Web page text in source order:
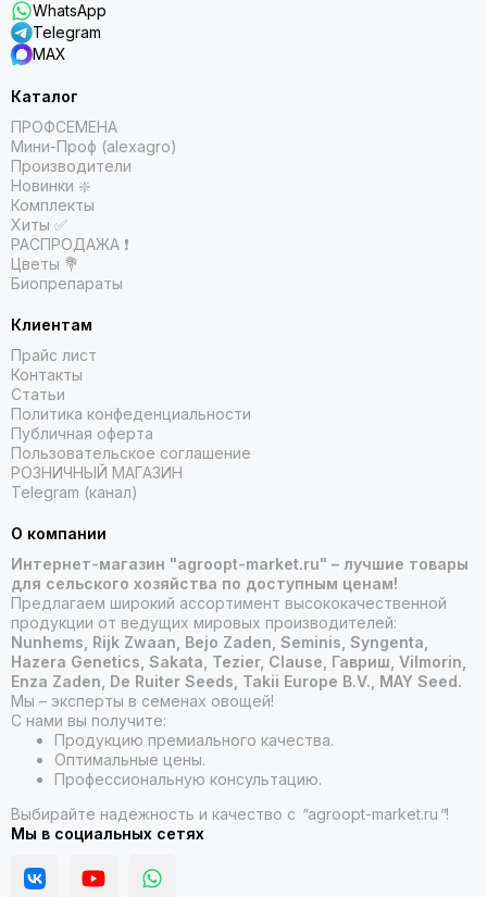
WhatsApp
Telegram
MAX
Каталог
ПРОФСЕМЕНА
Мини-Проф (alexagro)
Производители
Новинки ❇️
Комплекты
Хиты ✅
РАСПРОДАЖА ❗️
Цветы 💐
Биопрепараты
Клиентам
Прайс лист
Контакты
Статьи
Политика конфеденциальности
Публичная оферта
Пользовательское соглашение
РОЗНИЧНЫЙ МАГАЗИН
Telegram (канал)
О компании
Интернет-магазин "agroopt-market.ru" – лучшие товары
для сельского хозяйства по доступным ценам!
Предлагаем широкий ассортимент высококачественной
продукции от ведущих мировых производителей:
Nunhems, Rijk Zwaan, Bejo Zaden, Seminis, Syngenta,
Hazera Genetics, Sakata, Tezier, Clause, Гавриш, Vilmorin,
Enza Zaden, De Ruiter Seeds, Takii Europe B.V., MAY Seed.
Мы – эксперты в семенах овощей!
С нами вы получите:
Продукцию премиального качества.
Оптимальные цены.
Профессиональную консультацию.
Выбирайте надежность и качество с "agroopt-market.ru "!
Мы в социальных сетях